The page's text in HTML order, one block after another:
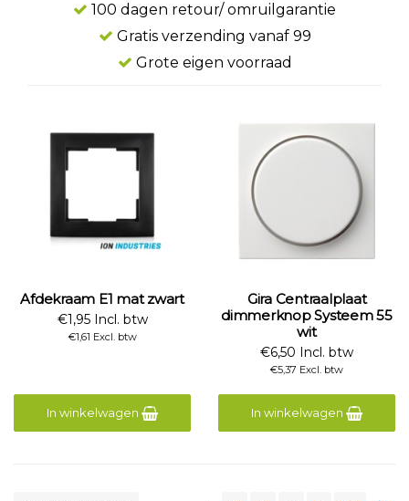
100 dagen retour/ omruilgarantie
Gratis verzending vanaf 99
Grote eigen voorraad
Afdekraam E1 mat zwart
€1,95 Incl. btw
€1,61 Excl. btw
In winkelwagen
Gira Centraalplaat
dimmerknop Systeem 55
wit
€6,50 Incl. btw
€5,37 Excl. btw
In winkelwagen